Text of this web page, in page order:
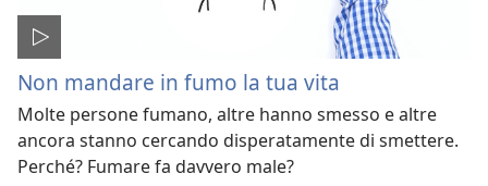
Non mandare in fumo la tua vita
Molte persone fumano, altre hanno smesso e altre
ancora stanno cercando disperatamente di smettere.
Perché? Fumare fa davvero male?